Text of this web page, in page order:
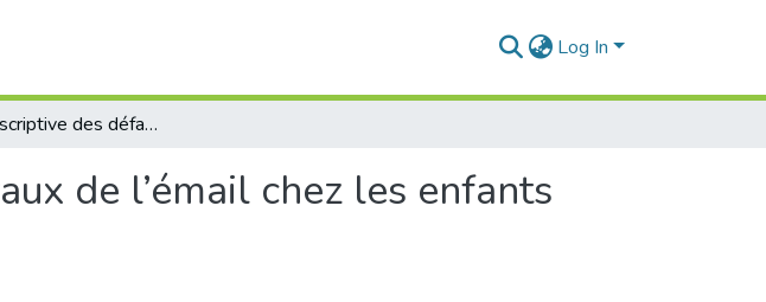
Log In
Étude descriptive des défauts structuraux de l’émail chez les enfants scolarises ages de 06 à 15 ans
de l’émail chez les enfants